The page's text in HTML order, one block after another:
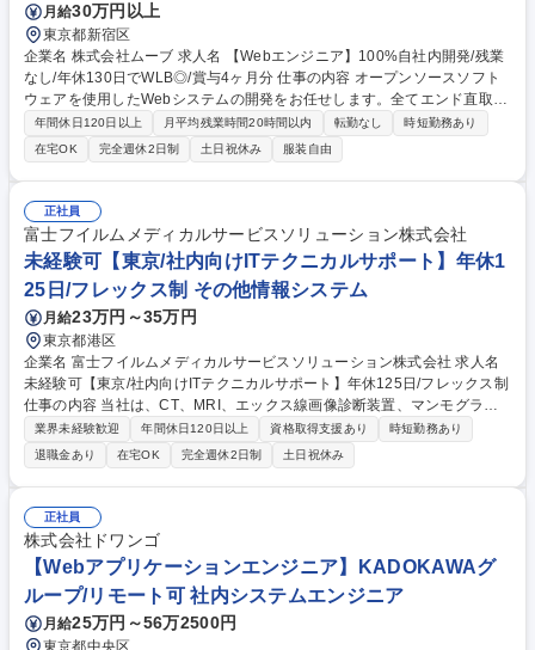
月給30万円以上
東京都新宿区
企業名 株式会社ムーブ 求人名 【Webエンジニア】100%自社内開発/残業
なし/年休130日でWLB◎/賞与4ヶ月分 仕事の内容 オープンソースソフト
ウェアを使用したWebシステムの開発をお任せします。全てエンド直取引
案件で、自社内開発で全行程(顧客折衝含む)の経験が可能です。言語：Pyt
hon、Golang、Perl、PHP ※経験言語不問 《実績について》社員数20名
弱の小さな組織でありながら、月間50億PV超のブログサービス運用や、
海外展開の大型IPゲームのシステム負荷検証PJの他に、自社サービスでは
Billys、タメルメ等の開発例があります！ 《仕事の詳細》要件定義、仕様
調査・検討・策定、サーバー設計・構築、開発、検証、運用・保守※全て
自社内で対応しています。それぞれの適性や希望に応じて、今後のキャリ
アを積んでいただけます。 募集職種 【Webエンジニア】100%自社内開
発/残業なし/年休130日でWLB◎/賞与4ヶ月分
年間休日120日以上 月平均残業時間20時間以内 転勤なし
時短勤務あり
在宅OK
完全週休2日制 土日祝休み 服装自由
正社員
富士フイルムメディカルサービスソリューション株式会社
未経験可【東京/社内向けITテクニカルサポート】年休1
25日/フレックス制 その他情報システム
月給23万円～35万円
東京都港区
企業名 富士フイルムメディカルサービスソリューション株式会社 求人名
未経験可【東京/社内向けITテクニカルサポート】年休125日/フレックス制
仕事の内容 当社は、CT、MRI、エックス線画像診断装置、マンモグラフ
ィ、超音波診断装置、内視鏡装置、骨密度測定装置および関連システムな
どの設置据付、保守点検、修理を中心とした技術的なサービス事業を行っ
ております。 詳細：【病院ネットワークの構築／ネットワークインフラ構
築事業】 ■有線・無線ネットワーク機器の設置■IT資産管理■ネットワーク
カメラおよび録画・配信システムの設置 【情報セキュリティ対策の提供／
情報セキュリティサービス】 ■マルウェア対策ソフトの導入■ファイアウ
ォールの導入■端末管理、不正接続防止、振る舞い検知の実施 募集職種 未
経験可【東京/社内向けITテクニカルサポート】年休125日/フレックス制
業界未経験歓迎 年間休日120日以上 資格取得支援あり
時短勤務あり
退職金あり
在宅OK 完全週休2日制 土日祝休み
正社員
株式会社ドワンゴ
【Webアプリケーションエンジニア】KADOKAWAグ
ループ/リモート可 社内システムエンジニア
月給25万円～56万2500円
東京都中央区